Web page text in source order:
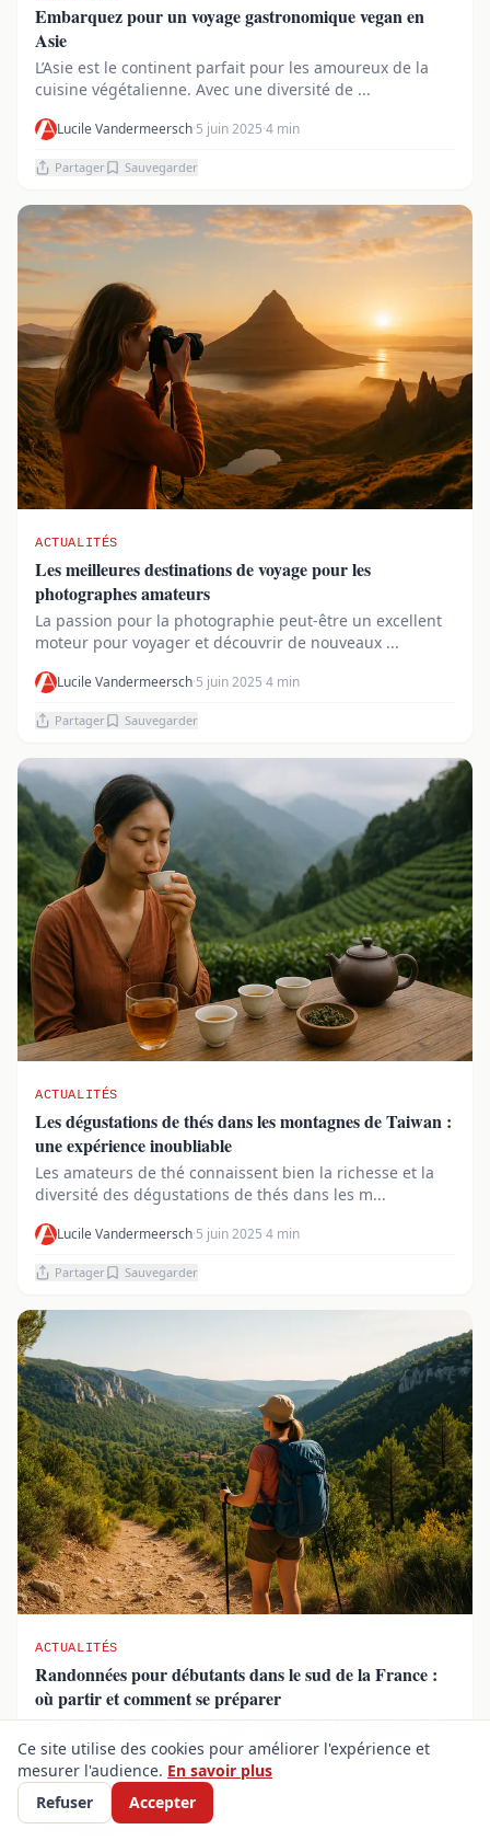
Embarquez pour un voyage gastronomique vegan en
Asie
L’Asie est le continent parfait pour les amoureux de la
cuisine végétalienne. Avec une diversité de ...
Lucile Vandermeersch·5 juin 2025·4 min
Partager Sauvegarder
ACTUALITÉS
Les meilleures destinations de voyage pour les
photographes amateurs
La passion pour la photographie peut-être un excellent
moteur pour voyager et découvrir de nouveaux ...
Lucile Vandermeersch·5 juin 2025·4 min
Partager Sauvegarder
ACTUALITÉS
Les dégustations de thés dans les montagnes de Taiwan :
une expérience inoubliable
Les amateurs de thé connaissent bien la richesse et la
diversité des dégustations de thés dans les m...
Lucile Vandermeersch·5 juin 2025·4 min
Partager Sauvegarder
ACTUALITÉS
Randonnées pour débutants dans le sud de la France :
où partir et comment se préparer
Le sud de la France offre une multitude de paysages et
de sentiers pour les amateurs de randonnée. Q...
Lucile Vandermeersch·5 juin 2025
Partager Sauvegarder
Ce site utilise des cookies pour améliorer l'expérience et
mesurer l'audience. En savoir plus
Refuser
Accepter